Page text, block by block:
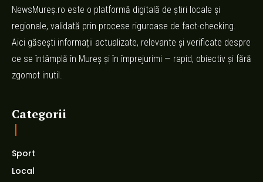
NewsMureș.ro este o platformă digitală de știri locale și
regionale, validată prin procese riguroase de fact-checking.
Aici găsești informații actualizate, relevante și verificate despre
ce se întâmplă în Mureș și în împrejurimi — rapid, obiectiv și fără
zgomot inutil.
Categorii
Sport
Local